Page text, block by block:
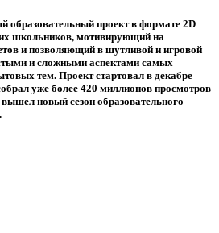
образовательный проект в формате 2D
школьников, мотивирующий на
и позволяющий в шутливой и игровой
и сложными аспектами самых
тем. Проект стартовал в декабре
уже более 420 миллионов просмотров
новый сезон образовательного